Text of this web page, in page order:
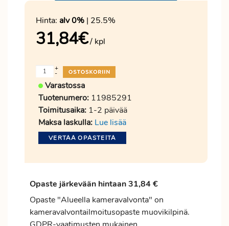
Hinta: alv 0% | 25.5%
31,84€/ kpl
-
+
Varastossa
Tuotenumero: 11985291
Toimitusaika: 1-2 päivää
Maksa laskulla: Lue lisää
VERTAA OPASTEITA
Opaste järkevään hintaan 31,84 €
Opaste "Alueella kameravalvonta" on
kameravalvontailmoitusopaste muovikilpinä.